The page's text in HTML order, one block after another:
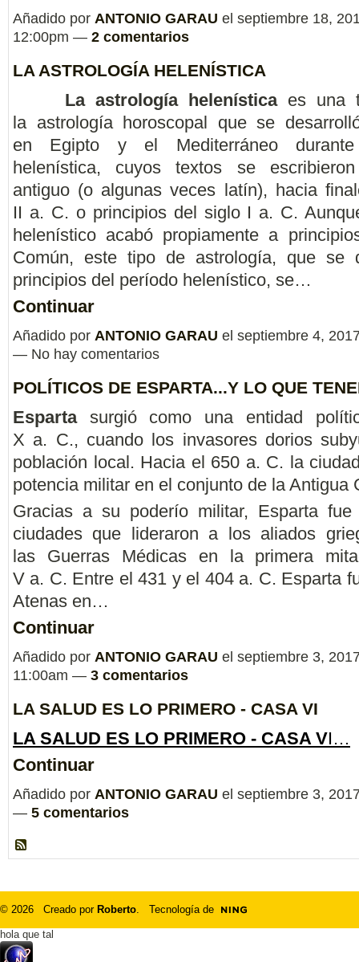
Añadido por ANTONIO GARAU el septiembre 18,
12:00pm — 2 comentarios
LA ASTROLOGÍA HELENÍSTICA
La astrología helenísticaes una
la astrología horoscopal que se
en Egipto y el Mediterráneo
helenística, cuyos textos se
antiguo (o algunas veces latín), hacia
II a. C. o principios del siglo I a. C.​
helenístico acabó propiamente a
Común, este tipo de astrología, que se
principios del período helenístico, se…
Continuar
Añadido por ANTONIO GARAU el septiembre 4,
— No hay comentarios
POLÍTICOS DE ESPARTA...Y LO QUE
Espartasurgió como una entidad
X a. C., cuando los invasores dorios
población local. Hacia el 650 a. C. la
potencia militar en el conjunto de la Antigua
Gracias a su poderío militar, Esparta
ciudades que lideraron a los aliados
las Guerras Médicas en la primera
V a. C. Entre el 431 y el 404 a. C. Esparta
Atenas en…
Continuar
Añadido por ANTONIO GARAU el septiembre 3,
11:00am — 3 comentarios
LA SALUD ES LO PRIMERO - CASA VI
LA SALUD ES LO PRIMERO - CASA VI…
Continuar
Añadido por ANTONIO GARAU el septiembre 3,
— 5 comentarios
© 2026 Creado por Roberto. Tecnología de
hola que tal